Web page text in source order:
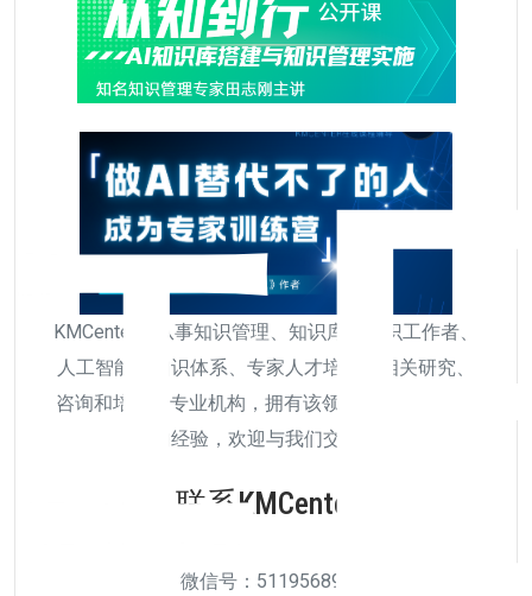
KMCenter是从事知识管理、知识库、知识工作者、
人工智能、知识体系、专家人才培养等相关研究、
咨询和培训的专业机构，拥有该领域超过20年以上
的经验，欢迎与我们交流。
联系KMCenter
微信号：511956894